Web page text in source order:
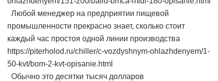
Любой менеджер на предприятии пищевой
промышленности прекрасно знает, сколько стоит
каждый час простоя одной линии производства
https://piterholod.ru/chiller/c-vozdyshnym-ohlazhdenyem/1-
50-kvt/bom-2-kvt-opisanie.html
Обычно это десятки тысяч долларов